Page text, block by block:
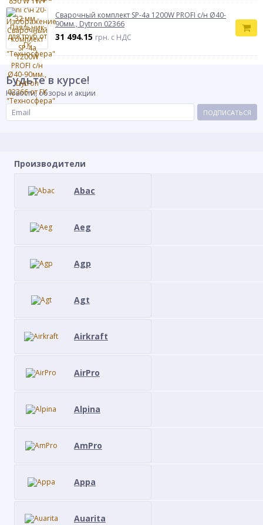
Сварочный комплект SP-4a 1200W PROFI с/н Ø40-
90мм., Dytron 02366
31 494.15 грн. с НДС
Будьте в курсе!
Новости, обзоры и акции
ПОДПИСАТЬСЯ
Производители
Abac
Aeg
Agp
Agt
Airkraft
AirPro
Alpina
AmPro
Appa
Auarita